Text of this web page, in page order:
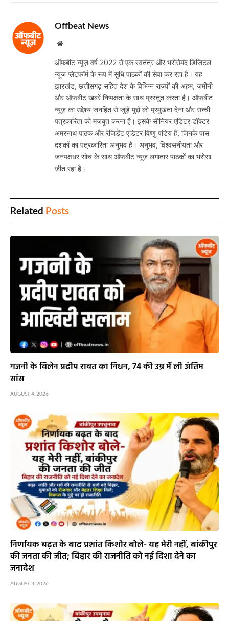
Offbeat News
Website
ऑफबीट न्यूज़ वर्ष 2022 से एक स्वतंत्र और भरोसेमंद डिजिटल
न्यूज़ प्लेटफॉर्म के रूप में सुधि पाठकों की सेवा कर रहा है। यह
झारखंड, छत्तीसगढ़ सहित देश के विभिन्न राज्यों की अहम, जमीनी
और ऑफबीट खबरें निष्पक्षता के साथ प्रस्तुत करता है। ऑफबीट
न्यूज़ का उद्देश्य जनहित से जुड़े मुद्दों को प्रमुखता देना और सच्ची
पत्रकारिता को मजबूत करना है। इसके सीनियर एडिटर डॉक्टर
अमरनाथ पाठक और रेजिडेंट एडिटर विष्णु पांडेय हैं, जिनके पास
दशकों का पत्रकारिता अनुभव है। अनुभव, विश्वसनीयता और
जनपक्षधर सोच के साथ ऑफबीट न्यूज़ लगातार पाठकों का भरोसा
जीत रहा है।
Related Posts
गजनी के विलेन प्रदीप रावत का निधन, 74 की उम्र में ली अंतिम
सांस
AUGUST 4, 2026
निर्णायक बढ़त के बाद प्रशांत किशोर बोले- यह मेरी नहीं, बांकीपुर
की जनता की जीत; बिहार की राजनीति को नई दिशा देने का
जनादेश
AUGUST 3, 2026